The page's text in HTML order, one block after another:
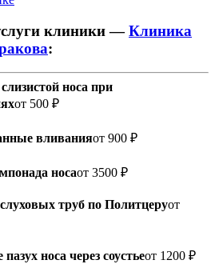
клиники —Клиника
:
носа при
от 500 ₽
вливанияот 900 ₽
носаот 3500 ₽
труб по Политцеруот
носа через соустьеот 1200 ₽